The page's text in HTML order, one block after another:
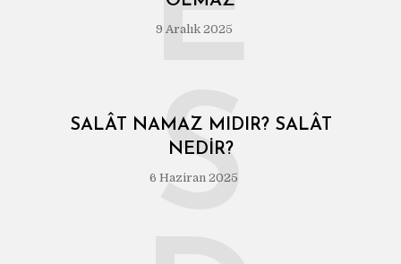
9 Aralık 2025
SALÂT NAMAZ MIDIR? SALÂT
NEDIR?
6 Haziran 2025
S